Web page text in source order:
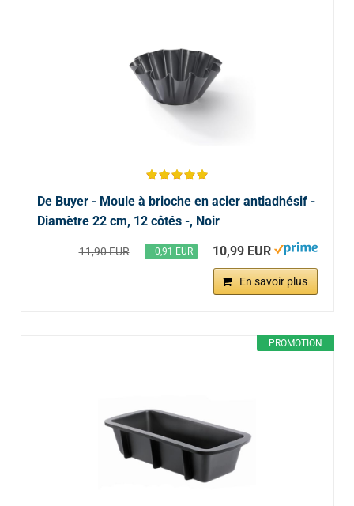
De Buyer - Moule à brioche en acier antiadhésif -
Diamètre 22 cm, 12 côtés -, Noir
11,90 EUR −0,91 EUR 10,99 EUR
En savoir plus
PROMOTION